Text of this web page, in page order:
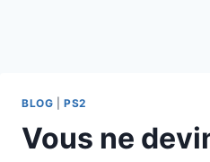
BLOG |PS2
Vous ne